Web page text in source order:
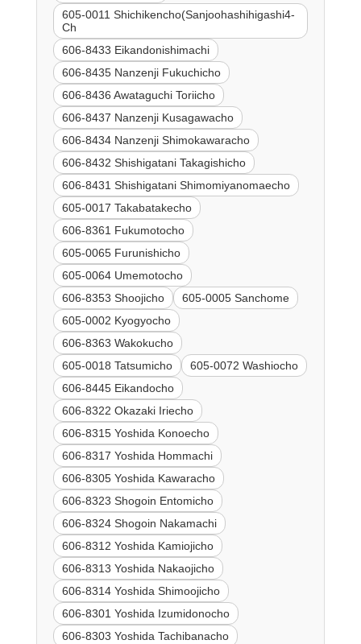
605-0011 Shichikencho(Sanjoohashihigashi4-
Ch
606-8433 Eikandonishimachi
606-8435 Nanzenji Fukuchicho
606-8436 Awataguchi Toriicho
606-8437 Nanzenji Kusagawacho
606-8434 Nanzenji Shimokawaracho
606-8432 Shishigatani Takagishicho
606-8431 Shishigatani Shimomiyanomaecho
605-0017 Takabatakecho
606-8361 Fukumotocho
605-0065 Furunishicho
605-0064 Umemotocho
606-8353 Shoojicho
605-0005 Sanchome
605-0002 Kyogyocho
606-8363 Wakokucho
605-0018 Tatsumicho
605-0072 Washiocho
606-8445 Eikandocho
606-8322 Okazaki Iriecho
606-8315 Yoshida Konoecho
606-8317 Yoshida Hommachi
606-8305 Yoshida Kawaracho
606-8323 Shogoin Entomicho
606-8324 Shogoin Nakamachi
606-8312 Yoshida Kamiojicho
606-8313 Yoshida Nakaojicho
606-8314 Yoshida Shimoojicho
606-8301 Yoshida Izumidonocho
606-8303 Yoshida Tachibanacho